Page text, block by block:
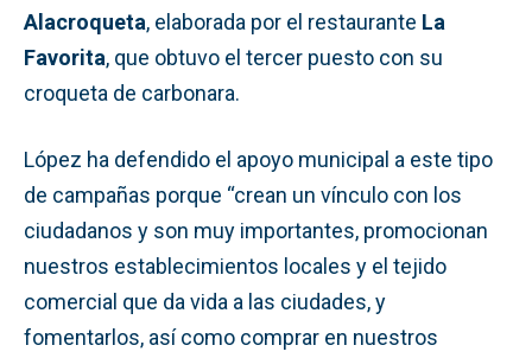
Alacroqueta, elaborada por el restaurante La
Favorita, que obtuvo el tercer puesto con su
croqueta de carbonara.
López ha defendido el apoyo municipal a este tipo
de campañas porque “crean un vínculo con los
ciudadanos y son muy importantes, promocionan
nuestros establecimientos locales y el tejido
comercial que da vida a las ciudades, y
fomentarlos, así como comprar en nuestros